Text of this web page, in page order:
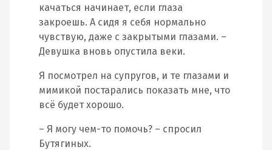
качаться начинает, если глаза
закроешь. А сидя я себя нормально
чувствую, даже с закрытыми глазами. –
Девушка вновь опустила веки.
Я посмотрел на супругов, и те глазами и
мимикой постарались показать мне, что
всё будет хорошо.
– Я могу чем-то помочь? – спросил
Бутягиных.